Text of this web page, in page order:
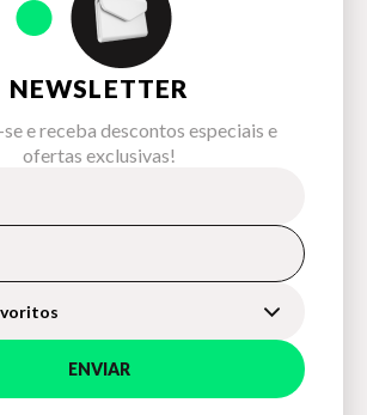
NEWSLETTER
e receba descontos especiais e
ofertas exclusivas!
ENVIAR